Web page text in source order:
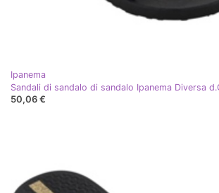
Ipanema
50,06 €